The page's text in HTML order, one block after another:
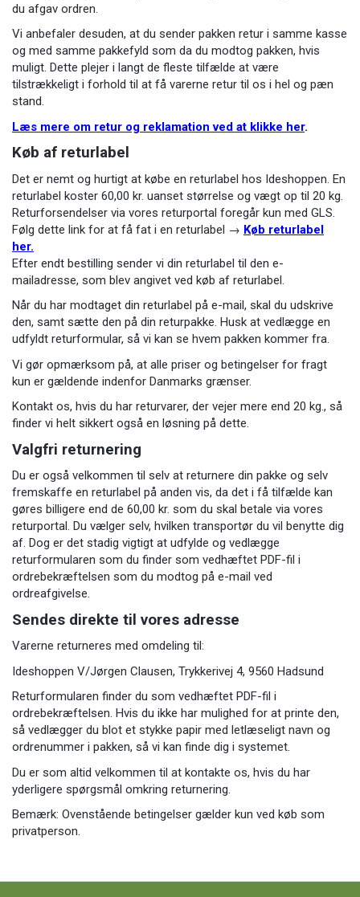
du afgav ordren.
Vi anbefaler desuden, at du sender pakken retur i samme kasse
og med samme pakkefyld som da du modtog pakken, hvis
muligt. Dette plejer i langt de fleste tilfælde at være
tilstrækkeligt i forhold til at få varerne retur til os i hel og pæn
stand.
Læs mere om retur og reklamation ved at klikke her.
Køb af returlabel
Det er nemt og hurtigt at købe en returlabel hos Ideshoppen. En
returlabel koster 60,00 kr. uanset størrelse og vægt op til 20 kg.
Returforsendelser via vores returportal foregår kun med GLS.
Følg dette link for at få fat i en returlabel → Køb returlabel
her.
Efter endt bestilling sender vi din returlabel til den e-
mailadresse, som blev angivet ved køb af returlabel.
Når du har modtaget din returlabel på e-mail, skal du udskrive
den, samt sætte den på din returpakke. Husk at vedlægge en
udfyldt returformular, så vi kan se hvem pakken kommer fra.
Vi gør opmærksom på, at alle priser og betingelser for fragt
kun er gældende indenfor Danmarks grænser.
Kontakt os, hvis du har returvarer, der vejer mere end 20 kg., så
finder vi helt sikkert også en løsning på dette.
Valgfri returnering
Du er også velkommen til selv at returnere din pakke og selv
fremskaffe en returlabel på anden vis, da det i få tilfælde kan
gøres billigere end de 60,00 kr. som du skal betale via vores
returportal. Du vælger selv, hvilken transportør du vil benytte dig
af. Dog er det stadig vigtigt at udfylde og vedlægge
returformularen som du finder som vedhæftet PDF-fil i
ordrebekræftelsen som du modtog på e-mail ved
ordreafgivelse.
Sendes direkte til vores adresse
Varerne returneres med omdeling til:
Ideshoppen V/Jørgen Clausen, Trykkerivej 4, 9560 Hadsund
Returformularen finder du som vedhæftet PDF-fil i
ordrebekræftelsen. Hvis du ikke har mulighed for at printe den,
så vedlægger du blot et stykke papir med letlæseligt navn og
ordrenummer i pakken, så vi kan finde dig i systemet.
Du er som altid velkommen til at kontakte os, hvis du har
yderligere spørgsmål omkring returnering.
Bemærk: Ovenstående betingelser gælder kun ved køb som
privatperson.